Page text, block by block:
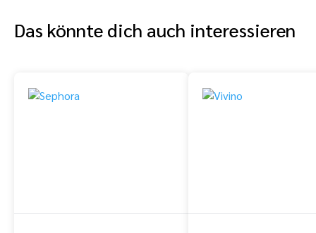
Das könnte dich auch interessieren